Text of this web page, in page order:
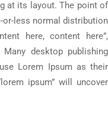
at its layout. The point of
or-less normal distribution
here, content here”,
desktop publishing
Lorem Ipsum as their
ipsum” will uncover